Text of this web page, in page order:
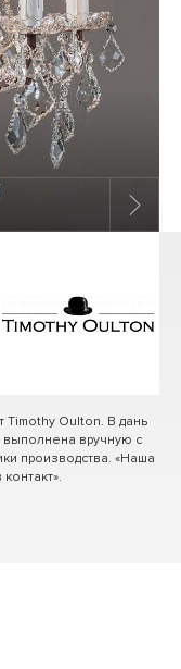
Timothy Oulton. В дань
выполнена вручную с
производства. «Наша